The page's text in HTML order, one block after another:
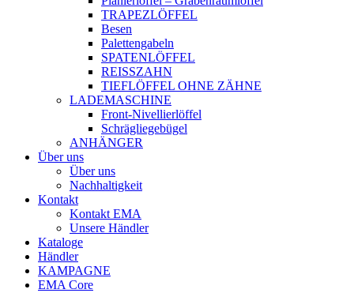
TRAPEZLÖFFEL
Besen
Palettengabeln
SPATENLÖFFEL
REISSZAHN
TIEFLÖFFEL OHNE ZÄHNE
LADEMASCHINE
Front-Nivellierlöffel
Schrägliegebügel
ANHÄNGER
Über uns
Über uns
Nachhaltigkeit
Kontakt
Kontakt EMA
Unsere Händler
Kataloge
Händler
KAMPAGNE
EMA Core